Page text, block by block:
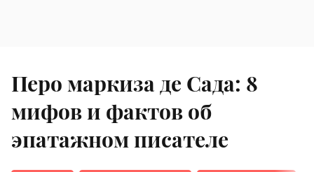
Перо маркиза де Сада: 8
мифов и фактов об
эпатажном писателе